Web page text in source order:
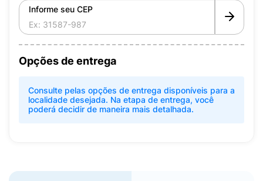
Informe seu CEP
Opções de entrega
Consulte pelas opções de entrega disponíveis para a
localidade desejada. Na etapa de entrega, você
poderá decidir de maneira mais detalhada.